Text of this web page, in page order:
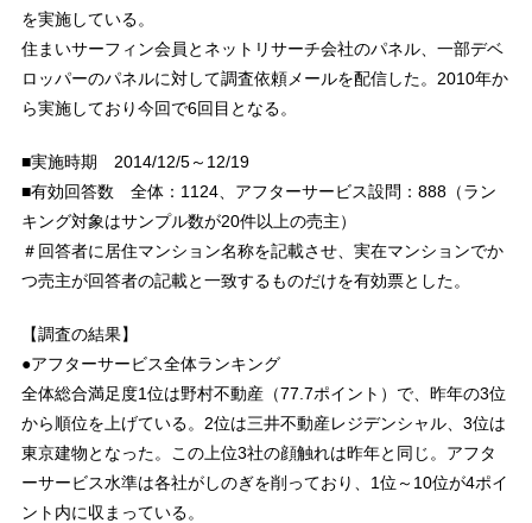
を実施している。
住まいサーフィン会員とネットリサーチ会社のパネル、一部デベ
ロッパーのパネルに対して調査依頼メールを配信した。2010年か
ら実施しており今回で6回目となる。
■実施時期 2014/12/5～12/19
■有効回答数 全体：1124、アフターサービス設問：888（ラン
キング対象はサンプル数が20件以上の売主）
＃回答者に居住マンション名称を記載させ、実在マンションでか
つ売主が回答者の記載と一致するものだけを有効票とした。
【調査の結果】
●アフターサービス全体ランキング
全体総合満足度1位は野村不動産（77.7ポイント）で、昨年の3位
から順位を上げている。2位は三井不動産レジデンシャル、3位は
東京建物となった。この上位3社の顔触れは昨年と同じ。アフタ
ーサービス水準は各社がしのぎを削っており、1位～10位が4ポイ
ント内に収まっている。